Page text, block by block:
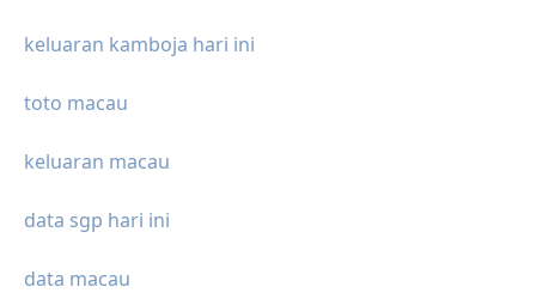
keluaran kamboja hari ini
toto macau
keluaran macau
data sgp hari ini
data macau